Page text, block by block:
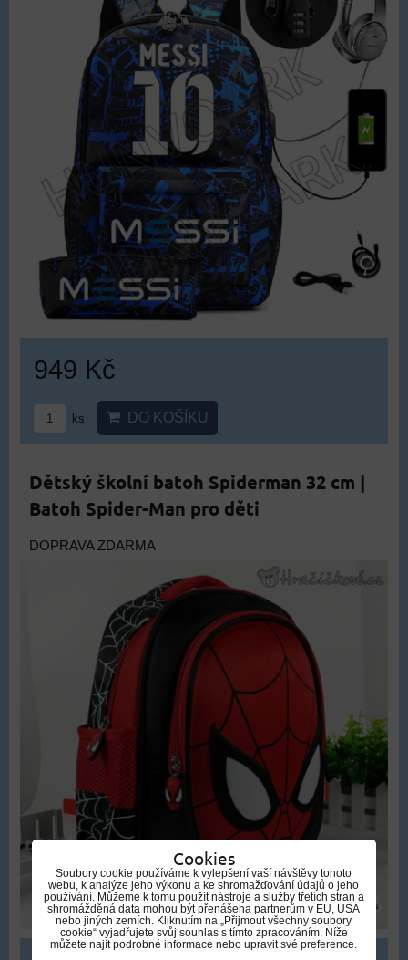
949 Kč
ks DO KOŠÍKU
Dětský školní batoh Spiderman 32 cm |
Batoh Spider-Man pro děti
DOPRAVA ZDARMA
Cookies
Soubory cookie používáme k vylepšení vaší návštěvy tohoto
webu, k analýze jeho výkonu a ke shromažďování údajů o jeho
používání. Můžeme k tomu použít nástroje a služby třetích stran a
shromážděná data mohou být přenášena partnerům v EU, USA
nebo jiných zemích. Kliknutím na „Přijmout všechny soubory
cookie“ vyjadřujete svůj souhlas s tímto zpracováním. Níže
můžete najít podrobné informace nebo upravit své preference.